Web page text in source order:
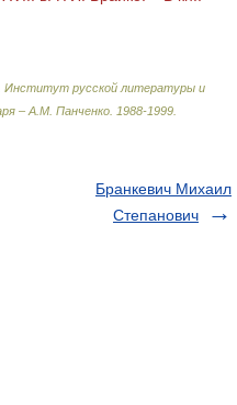
Институт русской литературы и
– А.М. Панченко 1988-1999
Бранкевич Михаил
Степанович